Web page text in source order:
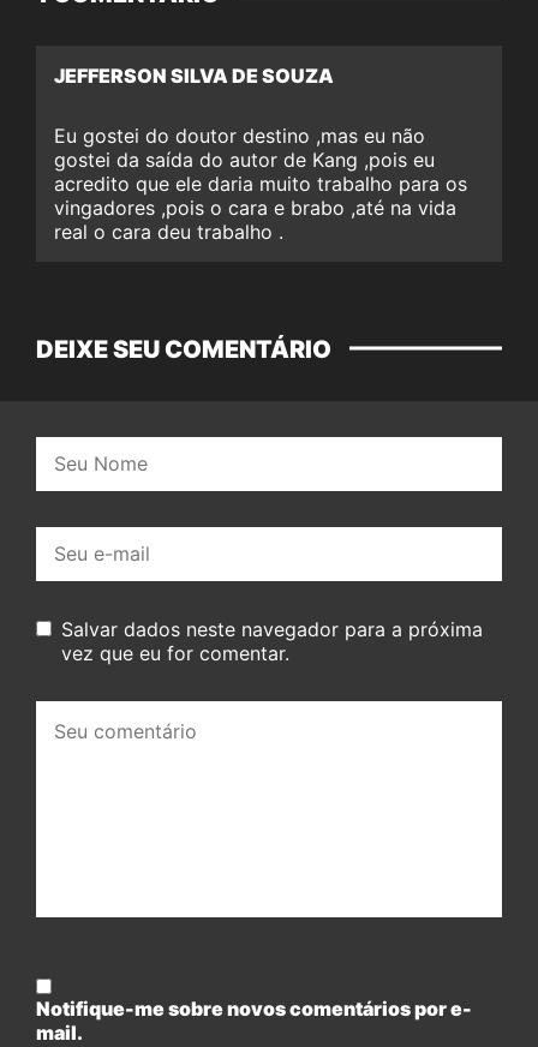
JEFFERSON SILVA DE SOUZA
Eu gostei do doutor destino ,mas eu não
gostei da saída do autor de Kang ,pois eu
acredito que ele daria muito trabalho para os
vingadores ,pois o cara e brabo ,até na vida
real o cara deu trabalho .
DEIXE SEU COMENTÁRIO
mail:
Salvar dados neste navegador para a próxima
vez que eu for comentar.
comentário:
Notifique-me sobre novos comentários por e-
mail.